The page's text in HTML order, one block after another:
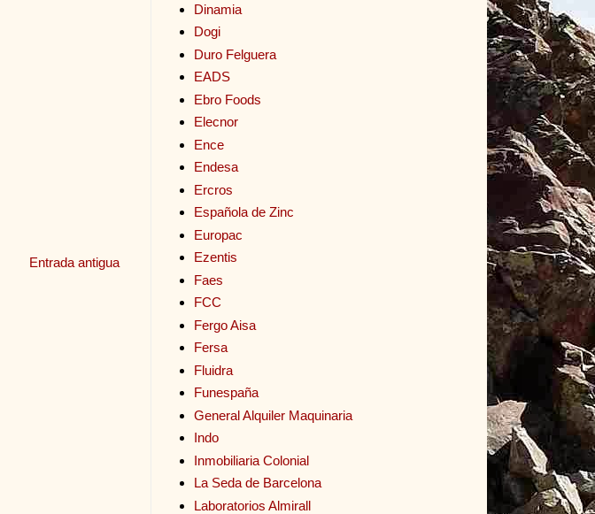
Entrada antigua
Dinamia
Dogi
Duro Felguera
EADS
Ebro Foods
Elecnor
Ence
Endesa
Ercros
Española de Zinc
Europac
Ezentis
Faes
FCC
Fergo Aisa
Fersa
Fluidra
Funespaña
General Alquiler Maquinaria
Indo
Inmobiliaria Colonial
La Seda de Barcelona
Laboratorios Almirall